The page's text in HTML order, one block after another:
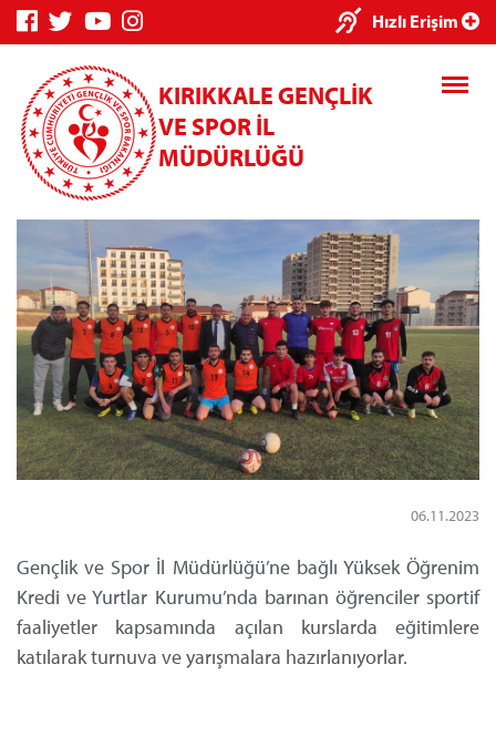
Hızlı Erişim
KIRIKKALE GENÇLİK
VE SPOR İL
MÜDÜRLÜĞÜ
06.11.2023
Gençlik ve Spor İl Müdürlüğü’ne bağlı Yüksek Öğrenim
Kredi ve Yurtlar Kurumu’nda barınan öğrenciler sportif
faaliyetler kapsamında açılan kurslarda eğitimlere
katılarak turnuva ve yarışmalara hazırlanıyorlar.
×
Genç Bilgi
Sistemi
Spor Bilgi
Kredi/Yurt
İşlemleri
Kredi/Yurt E-
Ödeme